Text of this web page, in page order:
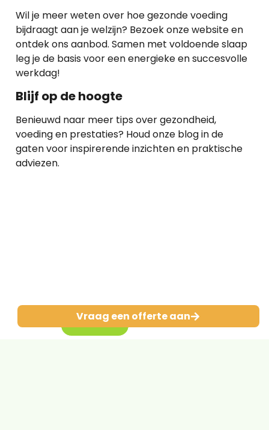
Vraag een offerte aan
Wil je meer weten over hoe gezonde voeding
bijdraagt aan je welzijn? Bezoek onze website en
ontdek ons aanbod. Samen met voldoende slaap
leg je de basis voor een energieke en succesvolle
werkdag!
Blijf op de hoogte
Benieuwd naar meer tips over gezondheid,
voeding en prestaties? Houd onze blog in de
gaten voor inspirerende inzichten en praktische
adviezen.
klik hier